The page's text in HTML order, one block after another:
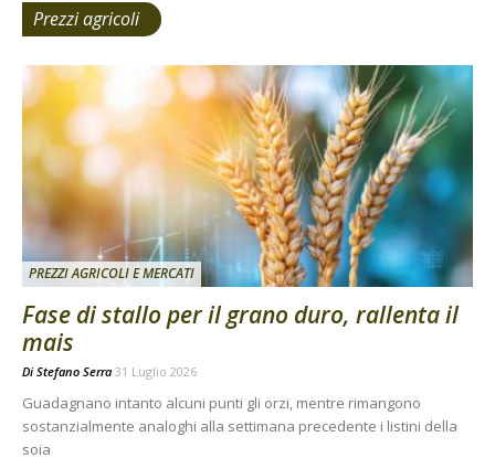
Prezzi agricoli
PREZZI AGRICOLI E MERCATI
Fase di stallo per il grano duro, rallenta il
mais
Di Stefano Serra 31 Luglio 2026
Guadagnano intanto alcuni punti gli orzi, mentre rimangono
sostanzialmente analoghi alla settimana precedente i listini della
soia